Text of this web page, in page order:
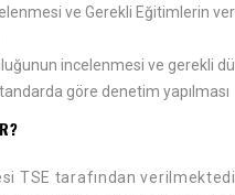
ve Gerekli Eğitimlerin
incelenmesi ve gerekli
göre denetim yapılması
TSE tarafından